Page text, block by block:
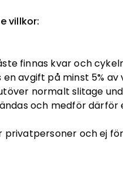
villkor:
finnas kvar och
avgift på minst 5% av
normalt slitage
och medför
privatpersoner och ej